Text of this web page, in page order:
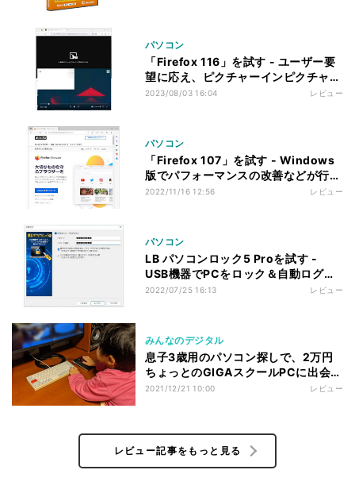
パソコン
「Firefox 116」を試す - ユーザー要
望に応え、ピクチャーインピクチャー
に音量スライダー追加
2023/08/03 16:04 レビュー
パソコン
「Firefox 107」を試す - Windows
版でパフォーマンスの改善などが行わ
れる
2022/11/16 12:56 レビュー
パソコン
LB パソコンロック5 Proを試す -
USB機器でPCをロック＆自動ログオ
ン
2022/07/25 16:13 レビュー
みんなのデジタル
息子3歳用のパソコン探しで、2万円
ちょっとのGIGAスクールPCに出会っ
た話
2021/12/21 10:00 レビュー
レビュー記事をもっと見る